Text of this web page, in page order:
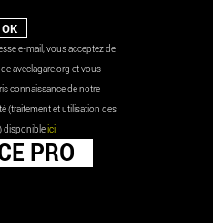
e-mail, vous acceptez de
aveclagare.org et vous
connaissance de notre
(traitement et utilisation des
disponibleici
PRO